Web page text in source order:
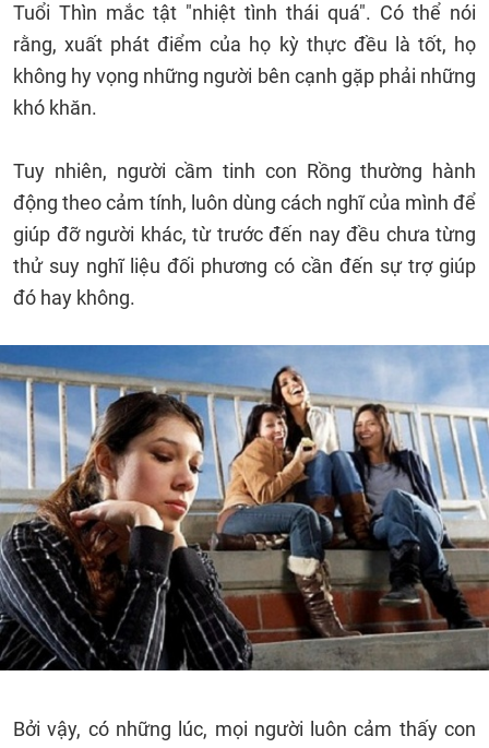
Tuổi Thìn mắc tật "nhiệt tình thái quá". Có thể nói
rằng, xuất phát điểm của họ kỳ thực đều là tốt, họ
không hy vọng những người bên cạnh gặp phải những
khó khăn.
Tuy nhiên, người cầm tinh con Rồng thường hành
động theo cảm tính, luôn dùng cách nghĩ của mình để
giúp đỡ người khác, từ trước đến nay đều chưa từng
thử suy nghĩ liệu đối phương có cần đến sự trợ giúp
đó hay không.
Bởi vậy, có những lúc, mọi người luôn cảm thấy con